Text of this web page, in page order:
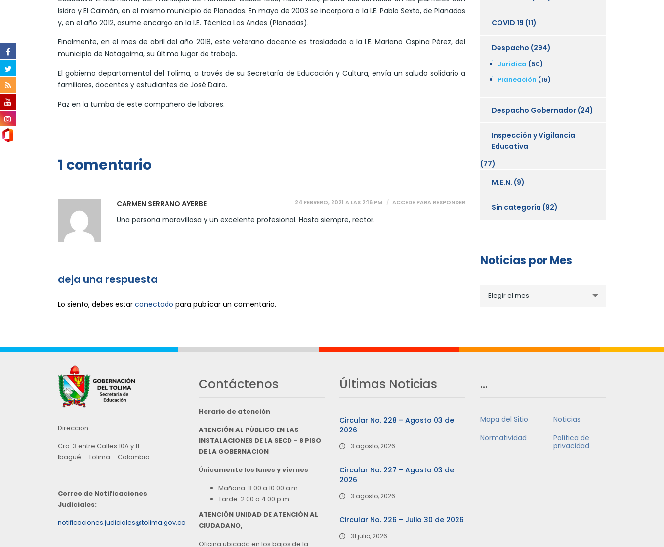
Isidro y El Caimán, en el mismo municipio de Planadas. En mayo de 2003 se incorpora a la I.E. Pablo Sexto, de Planadas
y, en el año 2012, asume encargo en la I.E. Técnica Los Andes (Planadas).
Finalmente, en el mes de abril del año 2018, este veterano docente es trasladado a la I.E. Mariano Ospina Pérez, del
municipio de Natagaima, su último lugar de trabajo.
El gobierno departamental del Tolima, a través de su Secretaría de Educación y Cultura, envía un saludo solidario a
familiares, docentes y estudiantes de José Dairo.
Paz en la tumba de este compañero de labores.
1 comentario
CARMEN SERRANO AYERBE 24 FEBRERO, 2021 A LAS 2:16 PM ACCEDE PARA RESPONDER
Una persona maravillosa y un excelente profesional. Hasta siempre, rector.
deja una respuesta
Lo siento, debes estar conectado para publicar un comentario.
COVID 19 (11)
Despacho (294)
Juridica (50)
Planeación (16)
Despacho Gobernador (24)
Inspección y Vigilancia
Educativa
(77)
M.E.N. (9)
Sin categoría (92)
Noticias por Mes
porElegir el mes
Direccion
Cra. 3 entre Calles 10A y 11
Ibagué – Tolima – Colombia
Correo de Notificaciones
Judiciales:
notificaciones.judiciales@tolima.gov.co
Contáctenos
Horario de atención
ATENCIÓN AL PÚBLICO EN LAS
INSTALACIONES DE LA SECD – 8 PISO
DE LA GOBERNACION
Únicamente los lunes y viernes
Mañana: 8:00 a 10:00 a.m.
Tarde: 2:00 a 4:00 p.m
ATENCIÓN UNIDAD DE ATENCIÓN AL
CIUDADANO,
Oficina ubicada en los bajos de la
Últimas Noticias
Circular No. 228 – Agosto 03 de
2026
3 agosto, 2026
Circular No. 227 – Agosto 03 de
2026
3 agosto, 2026
Circular No. 226 – Julio 30 de 2026
31 julio, 2026
…
Mapa del Sitio
Noticias
Normatividad
Política de
privacidad